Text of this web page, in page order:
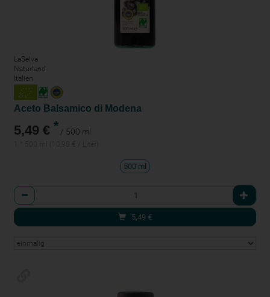
LaSelva
Naturland
Italien
Aceto Balsamico di Modena
5,49 € * / 500 ml
500 ml
Anzahl
5,49 €